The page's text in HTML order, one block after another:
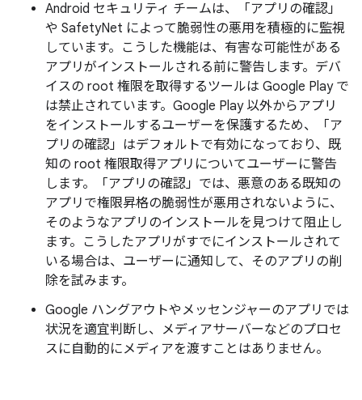
Android セキュリティ チームは、「アプリの確認」
や SafetyNet によって脆弱性の悪用を積極的に監視
しています。こうした機能は、有害な可能性がある
アプリがインストールされる前に警告します。デバ
イスの root 権限を取得するツールは Google Play で
は禁止されています。Google Play 以外からアプリ
をインストールするユーザーを保護するため、「ア
プリの確認」はデフォルトで有効になっており、既
知の root 権限取得アプリについてユーザーに警告
します。「アプリの確認」では、悪意のある既知の
アプリで権限昇格の脆弱性が悪用されないように、
そのようなアプリのインストールを見つけて阻止し
ます。こうしたアプリがすでにインストールされて
いる場合は、ユーザーに通知して、そのアプリの削
除を試みます。
Google ハングアウトやメッセンジャーのアプリでは
状況を適宜判断し、メディアサーバーなどのプロセ
スに自動的にメディアを渡すことはありません。